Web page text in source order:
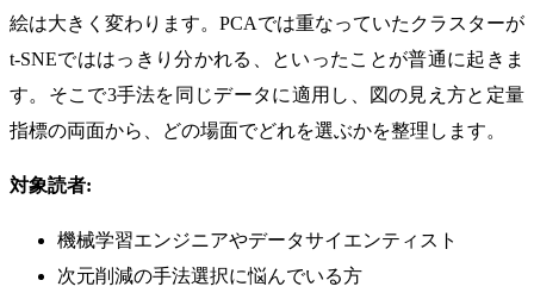
絵は大きく変わります。PCAでは重なっていたクラスターが
t-SNEでははっきり分かれる、といったことが普通に起きま
す。そこで3手法を同じデータに適用し、図の見え方と定量
指標の両面から、どの場面でどれを選ぶかを整理します。
対象読者:
機械学習エンジニアやデータサイエンティスト
次元削減の手法選択に悩んでいる方